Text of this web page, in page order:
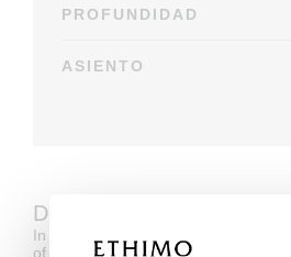
PROFUNDIDAD
ASIENTO
Descargar
In compliance with the regulations
of 2D and 3D models is authorized